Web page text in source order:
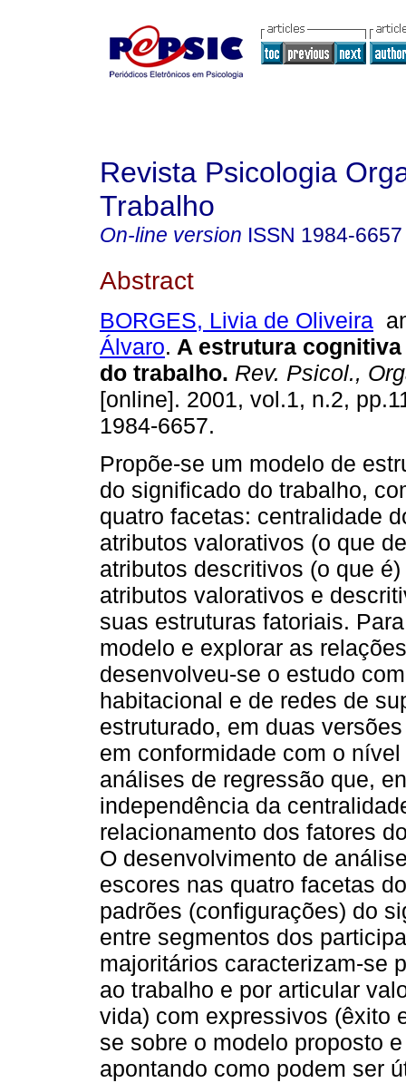
Revista Psicologia
Trabalho
On-line version ISSN 1984-6657
Abstract
BORGES, Livia de Oliveira
Álvaro. A estrutura
do trabalho. Rev. Psicol.,
[online]. 2001, vol.1, n.2,
1984-6657.
Propõe-se um modelo de
do significado do trabalho,
quatro facetas: centralidade
atributos valorativos (o que
atributos descritivos (o que
atributos valorativos e
suas estruturas fatoriais.
modelo e explorar as
desenvolveu-se o estudo
habitacional e de redes de
estruturado, em duas
em conformidade com o
análises de regressão que,
independência da
relacionamento dos fatores
O desenvolvimento de
escores nas quatro facetas
padrões (configurações) do
entre segmentos dos
majoritários caracterizam-se
ao trabalho e por articular
vida) com expressivos (êxito
se sobre o modelo proposto
apontando como podem ser